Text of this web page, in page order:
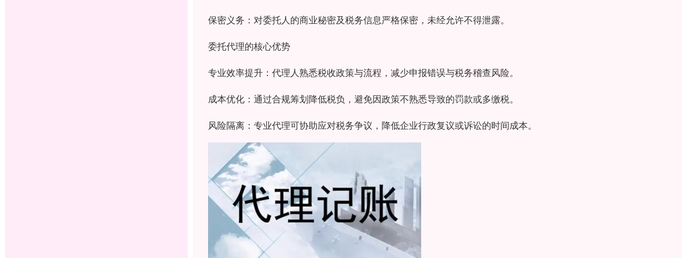
保密义务：对委托人的商业秘密及税务信息严格保密，未经允许不得泄露。
委托代理的核心优势
专业效率提升：代理人熟悉税收政策与流程，减少申报错误与税务稽查风险。
成本优化：通过合规筹划降低税负，避免因政策不熟悉导致的罚款或多缴税。
风险隔离：专业代理可协助应对税务争议，降低企业行政复议或诉讼的时间成本。